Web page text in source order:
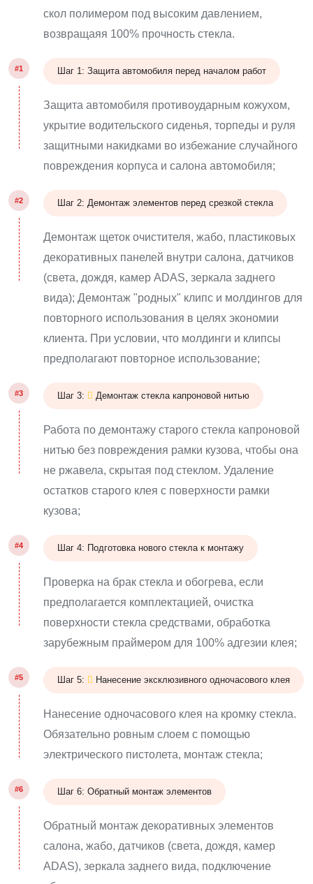
скол полимером под высоким давлением,
возвращаяя 100% прочность стекла.
#1 Шаг 1: Защита автомобиля перед началом работ
Защита автомобиля противоударным кожухом,
укрытие водительского сиденья, торпеды и руля
защитными накидками во избежание случайного
повреждения корпуса и салона автомобиля;
#2 Шаг 2: Демонтаж элементов перед срезкой стекла
Демонтаж щеток очистителя, жабо, пластиковых
декоративных панелей внутри салона, датчиков
(света, дождя, камер ADAS, зеркала заднего
вида); Демонтаж "родных" клипс и молдингов для
повторного использования в целях экономии
клиента. При условии, что молдинги и клипсы
предполагают повторное использование;
#3 Шаг 3: Демонтаж стекла капроновой нитью
Работа по демонтажу старого стекла капроновой
нитью без повреждения рамки кузова, чтобы она
не ржавела, скрытая под стеклом. Удаление
остатков старого клея с поверхности рамки
кузова;
#4 Шаг 4: Подготовка нового стекла к монтажу
Проверка на брак стекла и обогрева, если
предполагается комплектацией, очистка
поверхности стекла средствами, обработка
зарубежным праймером для 100% адгезии клея;
#5 Шаг 5: Нанесение эксклюзивного одночасового клея
Нанесение одночасового клея на кромку стекла.
Обязательно ровным слоем с помощью
электрического пистолета, монтаж стекла;
#6 Шаг 6: Обратный монтаж элементов
Обратный монтаж декоративных элементов
салона, жабо, датчиков (света, дождя, камер
ADAS), зеркала заднего вида, подключение